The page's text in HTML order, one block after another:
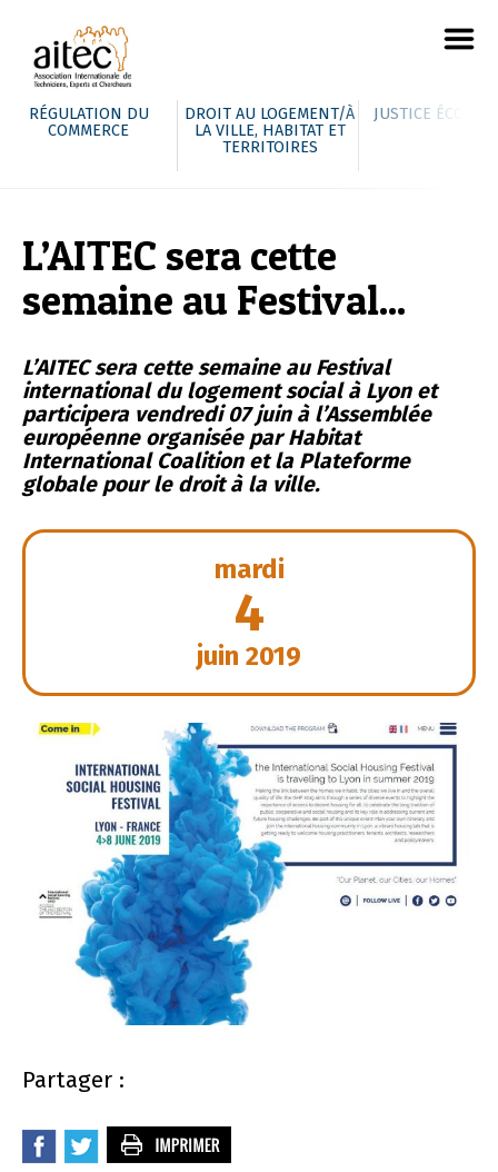
RÉGULATION DU
COMMERCE
DROIT AU LOGEMENT/À
LA VILLE, HABITAT ET
TERRITOIRES
JUSTICE
L’AITEC sera cette
semaine au Festival...
L’AITEC sera cette semaine au Festival
international du logement social à Lyon et
participera vendredi 07 juin à l’Assemblée
européenne organisée par Habitat
International Coalition et la Plateforme
globale pour le droit à la ville.
mardi
4
juin 2019
Partager :